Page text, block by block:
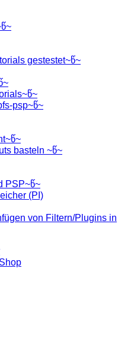
gestestet~წ~
psp~წ~
basteln ~წ~
PSP~წ~
(PI)
von Filtern/Plugins in